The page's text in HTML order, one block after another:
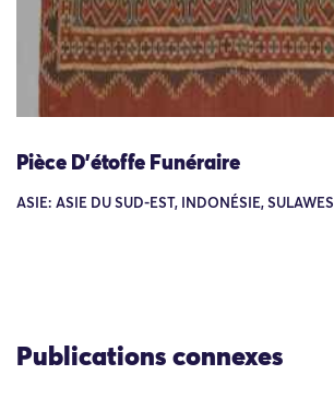
Pièce D’étoffe Funéraire
ASIE: ASIE DU SUD-EST, INDONÉSIE, SULAWESI
Publications connexes